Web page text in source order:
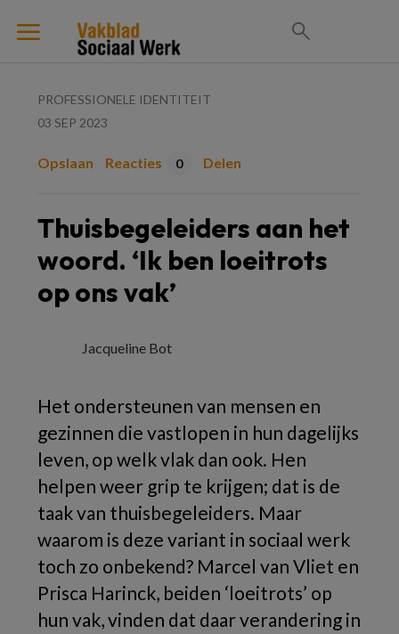
PROFESSIONELE IDENTITEIT
03 SEP 2023
Opslaan Reacties 0 Delen
Thuisbegeleiders aan het
woord. ‘Ik ben loeitrots
op ons vak’
Jacqueline Bot
Het ondersteunen van mensen en
gezinnen die vastlopen in hun dagelijks
leven, op welk vlak dan ook. Hen
helpen weer grip te krijgen; dat is de
taak van thuisbegeleiders. Maar
waarom is deze variant in sociaal werk
toch zo onbekend? Marcel van Vliet en
Prisca Harinck, beiden ‘loeitrots’ op
hun vak, vinden dat daar verandering in